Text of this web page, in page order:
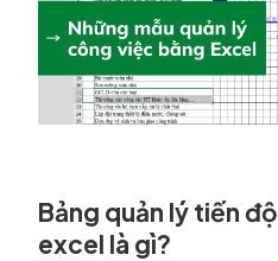
Bảng quản lý tiến
excel là gì?